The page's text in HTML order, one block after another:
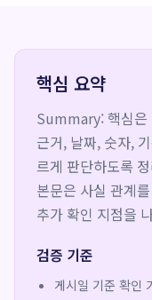
핵심 요약
Summary: 핵심은
근거, 날짜, 숫자,
르게 판단하도록
본문은 사실 관계
추가 확인 지점을
검증 기준
게시일 기준 확인